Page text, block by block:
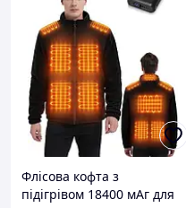
Флісова кофта з
підігрівом 18400 мАг для